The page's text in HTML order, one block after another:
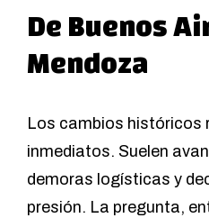
De Buenos
Mendoza
Los cambios históricos
inmediatos. Suelen
demoras logísticas y
presión. La pregunta,